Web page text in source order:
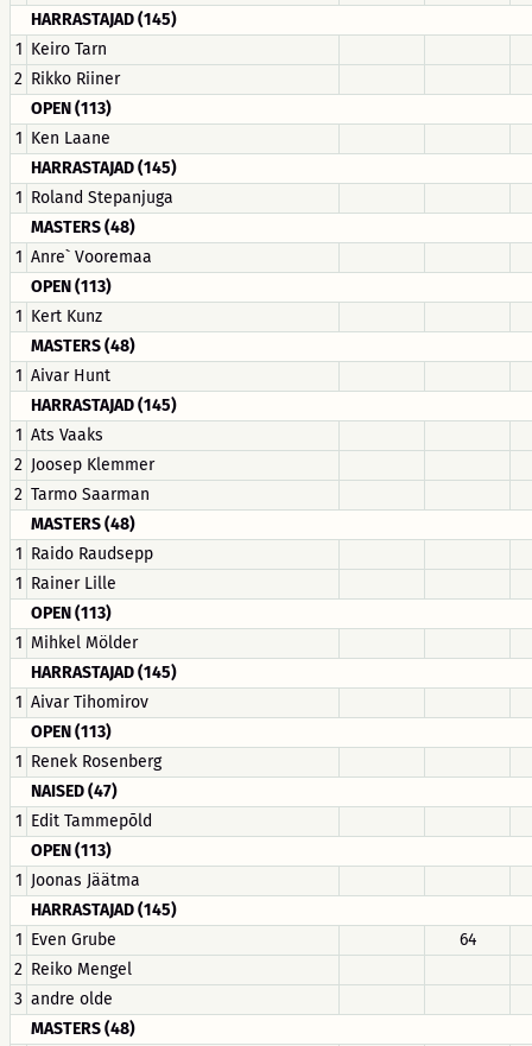
HARRASTAJAD (145)
1 Keiro Tarn
2 Rikko Riiner
OPEN (113)
1 Ken Laane
HARRASTAJAD (145)
1 Roland Stepanjuga
MASTERS (48)
1 Anre` Vooremaa
OPEN (113)
1 Kert Kunz
MASTERS (48)
1 Aivar Hunt
HARRASTAJAD (145)
1 Ats Vaaks
2 Joosep Klemmer
2 Tarmo Saarman
MASTERS (48)
1 Raido Raudsepp
1 Rainer Lille
OPEN (113)
1 Mihkel Mölder
HARRASTAJAD (145)
1 Aivar Tihomirov
OPEN (113)
1 Renek Rosenberg
NAISED (47)
1 Edit Tammepõld
OPEN (113)
1 Joonas Jäätma
HARRASTAJAD (145)
1 Even Grube
64
2 Reiko Mengel
3 andre olde
MASTERS (48)